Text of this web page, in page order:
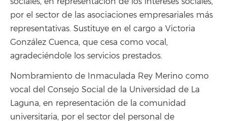
por el sector de las asociaciones empresariales más
representativas. Sustituye en el cargo a Victoria
González Cuenca, que cesa como vocal,
agradeciéndole los servicios prestados.
Nombramiento de Inmaculada Rey Merino como
vocal del Consejo Social de la Universidad de La
Laguna, en representación de la comunidad
universitaria, por el sector del personal de